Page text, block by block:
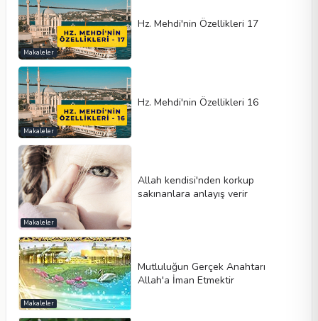
Makaleler
Hz. Mehdi'nin Özellikleri 17
Makaleler
Hz. Mehdi'nin Özellikleri 16
Makaleler
Allah kendisi'nden korkup
sakınanlara anlayış verir
Makaleler
Mutluluğun Gerçek Anahtarı
Allah'a İman Etmektir